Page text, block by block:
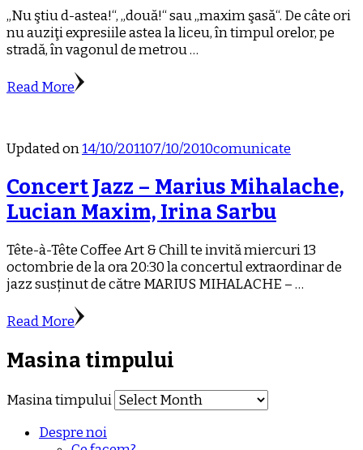
„Nu ştiu d-astea!“, „două!“ sau „maxim şasă“. De câte ori
nu auziţi expresiile astea la liceu, în timpul orelor, pe
stradă, în vagonul de metrou …
Read More
Updated on14/10/201107/10/2010comunicate
Concert Jazz – Marius Mihalache,
Lucian Maxim, Irina Sarbu
Tête-à-Tête Coffee Art & Chill te invită miercuri 13
octombrie de la ora 20:30 la concertul extraordinar de
jazz susținut de către MARIUS MIHALACHE – …
Read More
Masina timpului
Masina timpului
Despre noi